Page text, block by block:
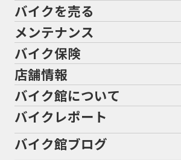
バイクを買う トップ
バイクを探す
メーカーから探す
色から探す
スタイルから探す
排気量から探す
走行距
中古車
バイクを売る
バイクを売る トップ
バイク館買取の強み
バイクを高く売るコツ
バイク買取の流れ
全国展開の強み
よくあ
バイク
メンテナンス
メンテナンス トップ
バイク点検
バイク車検
Bikeep
プロテ
バイク保険
バイク保険 トップ
自賠責保険
任意保険
バイク保険無料見積り（現在未加入の方）
店舗情報
店舗情報 トップ
北海道
宮城
バイク館について
バイク館について トップ
バイク館が選ばれる理由
バイクレポート
バイク館ブログ